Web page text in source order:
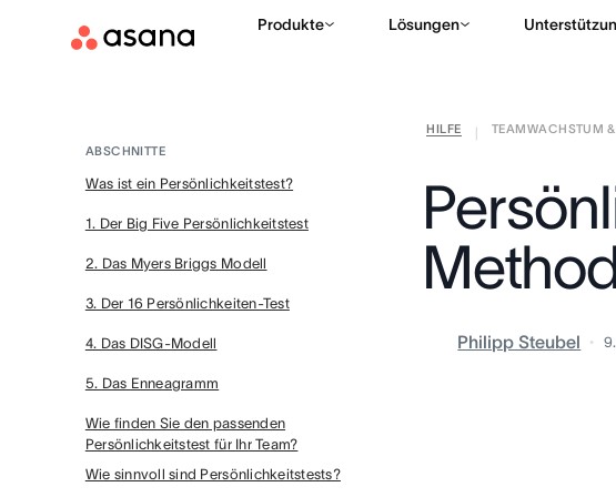
Produkte Lösungen
HILFE TEAMWACHSTUM
Philipp Steubel
ABSCHNITTE
Was ist ein Persönlichkeitstest?
1. Der Big Five Persönlichkeitstest
2. Das Myers Briggs Modell
3. Der 16 Persönlichkeiten-Test
4. Das DISG-Modell
5. Das Enneagramm
Wie finden Sie den passenden
Persönlichkeitstest für Ihr Team?
Wie sinnvoll sind Persönlichkeitstests?